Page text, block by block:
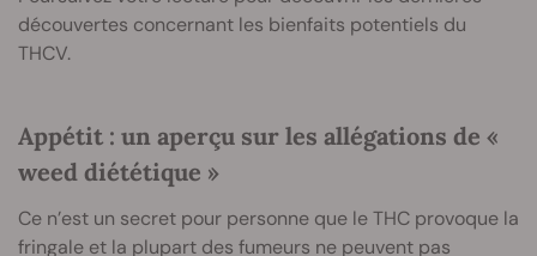
découvertes concernant les bienfaits potentiels du
THCV.
Appétit : un aperçu sur les allégations de «
weed diététique »
Ce n’est un secret pour personne que le THC provoque la
fringale et la plupart des fumeurs ne peuvent pas